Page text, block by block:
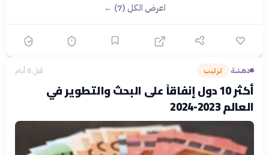
اعرض الكل (7) ←
دهشة› ترتيب قبل 8 أيام
أكثر 10 دول إنفاقاً على البحث والتطوير في
العالم 2023-2024